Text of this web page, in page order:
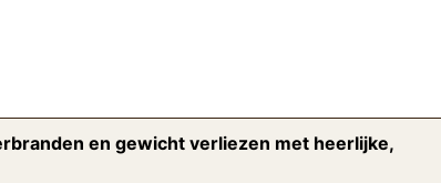
en gewicht verliezen met heerlijke,